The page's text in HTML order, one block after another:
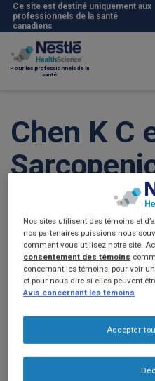
Aller
au
contenu
principal
Pour les professionnels de la
santé
Ce site est destiné uniquement aux
professionnels de la santé
canadiens
Chen K C
Narrative
from
Nutrients
4043.
Nos sites utilisent des témoins et
nos partenaires puissions nous
comment vous utilisez notre site.
consentement des témoins
concernant les témoins, pour voir
et pour nous dire si elles peuvent
Avis concernant les témoins
Accepter